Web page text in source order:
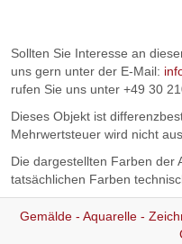
Sollten Sie Interesse an
uns gern unter der E-Mail:
rufen Sie uns unter +49 30
Dieses Objekt ist
Mehrwertsteuer wird nicht
Die dargestellten Farben der
tatsächlichen Farben
Gemälde - Aquarelle -